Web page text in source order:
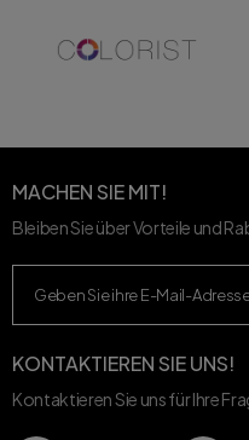
MACHEN SIE MIT!
Bleiben Sie über Vorteile und
KONTAKTIEREN SIE UNS!
Kontaktieren Sie uns für Ihre